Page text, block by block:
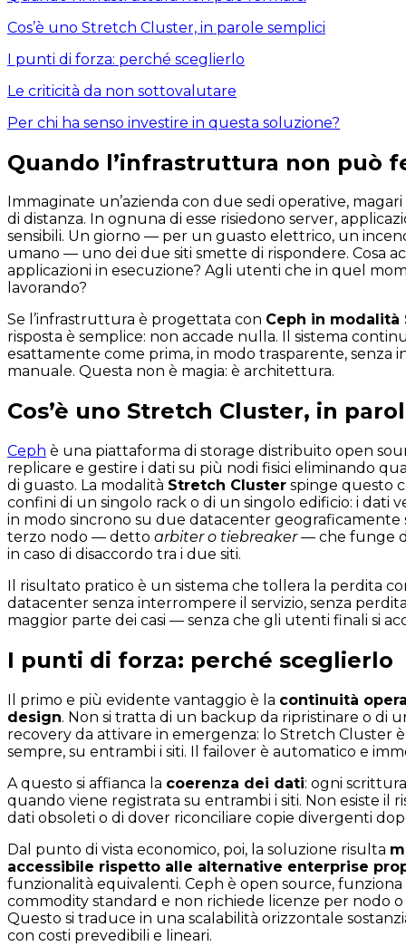
Cos’è uno Stretch Cluster, in parole semplici
I punti di forza: perché sceglierlo
Le criticità da non sottovalutare
Per chi ha senso investire in questa soluzione?
Quando l’infrastruttura non può
Immaginate un’azienda con due sedi operative,
di distanza. In ognuna di esse risiedono server,
sensibili. Un giorno — per un guasto elettrico, un
umano — uno dei due siti smette di rispondere. Cosa
applicazioni in esecuzione? Agli utenti che in quel
lavorando?
Se l’infrastruttura è progettata con Ceph in modalità
risposta è semplice: non accade nulla. Il sistema
esattamente come prima, in modo trasparente, senza
manuale. Questa non è magia: è architettura.
Cos’è uno Stretch Cluster, in
Ceph è una piattaforma di storage distribuito open
replicare e gestire i dati su più nodi fisici eliminando
di guasto. La modalità Stretch Cluster spinge questo
confini di un singolo rack o di un singolo edificio: i dati
in modo sincrono su due datacenter geograficamente
terzo nodo — detto arbiter o tiebreaker— che funge
in caso di disaccordo tra i due siti.
Il risultato pratico è un sistema che tollera la perdita
datacenter senza interrompere il servizio, senza
maggior parte dei casi — senza che gli utenti finali si
I punti di forza: perché sceglierlo
Il primo e più evidente vantaggio è la continuità
design. Non si tratta di un backup da ripristinare o di
recovery da attivare in emergenza: lo Stretch Cluster
sempre, su entrambi i siti. Il failover è automatico e
A questo si affianca la coerenza dei dati: ogni
quando viene registrata su entrambi i siti. Non esiste il
dati obsoleti o di dover riconciliare copie divergenti
Dal punto di vista economico, poi, la soluzione risulta
accessibile rispetto alle alternative enterprise
funzionalità equivalenti. Ceph è open source,
commodity standard e non richiede licenze per nodo
Questo si traduce in una scalabilità orizzontale
con costi prevedibili e lineari.